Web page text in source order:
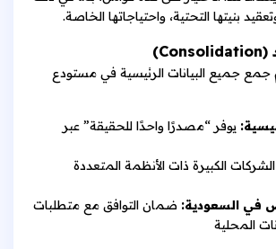
بنيتها التحتية، واحتياجاتها الخاصة.
جمع جميع البيانات الرئيسية في مستودع
يوفر “مصدرًا واحدًا للحقيقة” عبر
الشركات الكبيرة ذات الأنظمة المتعددة
في السعودية: ضمان التوافق مع متطلبات
المحلية